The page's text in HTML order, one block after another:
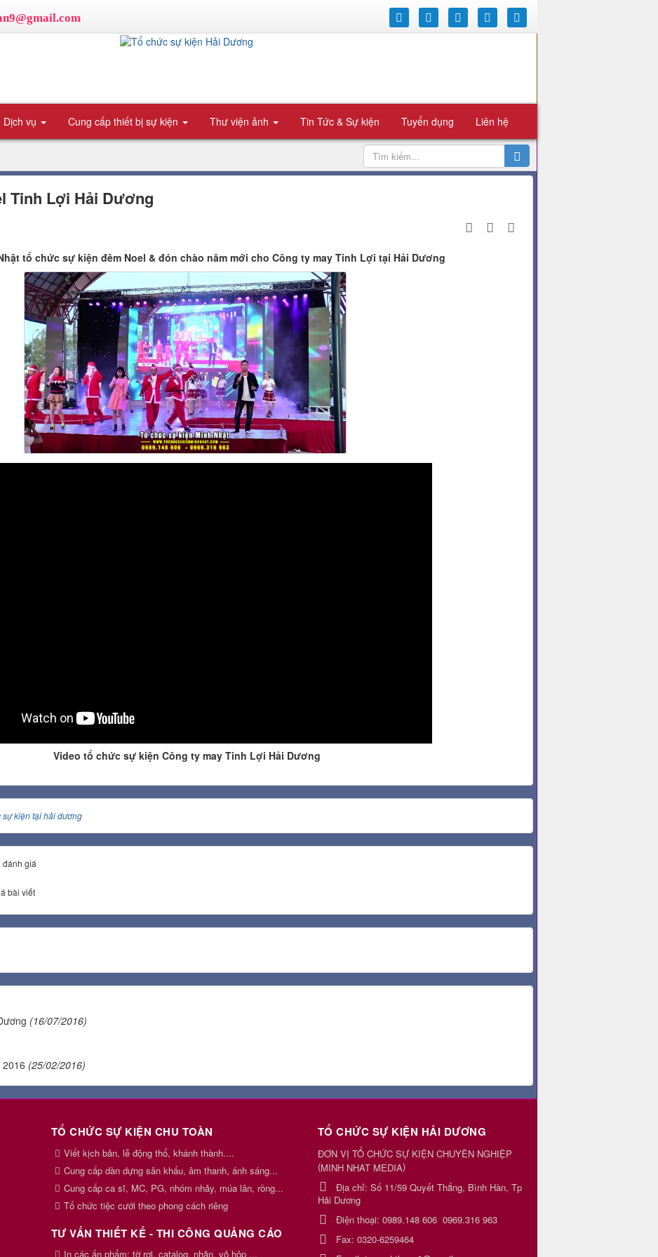
Dịch vụ Cung cấp thiết bị sự kiện Thư viện ảnh Tin Tức & Sự kiện Tuyển dụng Liên hệ
Tinh Lợi Hải Dương
tổ chức sự kiện đêm Noel & đón chào năm mới cho Công ty may Tinh Lợi tại Hải Dương
Video tổ chức sự kiện Công ty may Tinh Lợi Hải Dương
sự kiện tại hải dương
đánh giá
bài viết
(16/07/2016)
(25/02/2016)
TỔ CHỨC SỰ KIỆN CHU TOÀN
Viết kịch bản, lễ động thổ, khánh thành....
Cung cấp dàn dựng sân khấu, âm thanh, ánh sáng...
Cung cấp ca sĩ, MC, PG, nhóm nhảy, múa lân, rồng...
Tổ chức tiệc cưới theo phong cách riêng
TƯ VẤN THIẾT KẾ - THI CÔNG QUẢNG CÁO
In các ấn phẩm: tờ rơi, catalog, nhãn, vỏ hộp ...
TỔ CHỨC SỰ KIỆN HẢI DƯƠNG
ĐƠN VỊ TỔ CHỨC SỰ KIỆN CHUYÊN NGHIỆP
(MINH NHAT MEDIA)
Địa chỉ: Số 11/59 Quyết Thắng, Bình Hàn, Tp
Hải Dương
Điện thoại: 0989.148 606 0969.316 963
Fax: 0320-6259464